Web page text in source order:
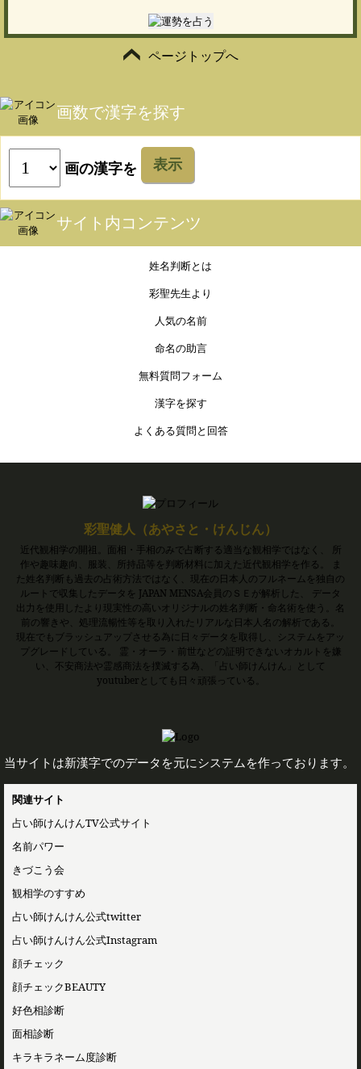
ページトップへ
画数で漢字を探す
画の漢字を 表示
サイト内コンテンツ
姓名判断とは
彩聖先生より
人気の名前
命名の助言
無料質問フォーム
漢字を探す
よくある質問と回答
彩聖健人（あやさと・けんじん）
近代観相学の開祖。面相・手相のみで占断する適当な観相学ではなく、 所
作や趣味趣向、服装、所持品等を判断材料に加えた近代観相学を作る。 ま
た姓名判断も過去の占術方法ではなく、現在の日本人のフルネームを独自の
ルートで収集したデータを JAPAN MENSA会員のＳＥが解析した、 データ
出力を使用したより現実性の高いオリジナルの姓名判断・命名術を使う。名
前の響きや、処理流暢性等を取り入れたリアルな日本人名の解析である。
現在でもブラッシュアップさせる為に日々データを取得し、システムをアッ
プグレードしている。 霊・オーラ・前世などの証明できないオカルトを嫌
い、不安商法や霊感商法を撲滅する為、「占い師けんけん」として
youtuberとしても日々頑張っている。
当サイトは新漢字でのデータを元にシステムを作っております。
関連サイト
占い師けんけんTV公式サイト
名前パワー
きづこう会
観相学のすすめ
占い師けんけん公式twitter
占い師けんけん公式Instagram
顔チェック
顔チェックBEAUTY
好色相診断
面相診断
キラキラネーム度診断